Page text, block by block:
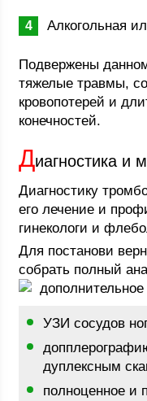
Алкогольная
Подвержены
тяжелые травмы,
кровопотерей и
конечностей.
Диагностика и
Диагностику
его лечение и
гинекологи и
Для постанови
собрать полный
УЗИ сосудов
дуплексным
полноценное и